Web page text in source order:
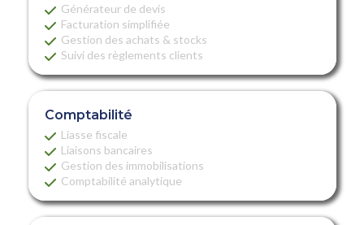
Générateur de devis
Facturation simplifiée
Gestion des achats & stocks
Suivi des règlements clients
Comptabilité
Liasse fiscale
Liaisons bancaires
Gestion des immobilisations
Comptabilité analytique